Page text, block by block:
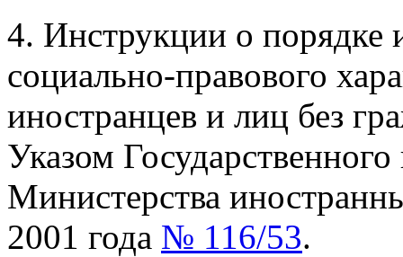
4. Инструкции о порядке
социально-правового
иностранцев и лиц без
Указом
Министерства
2001 года № 116/53.